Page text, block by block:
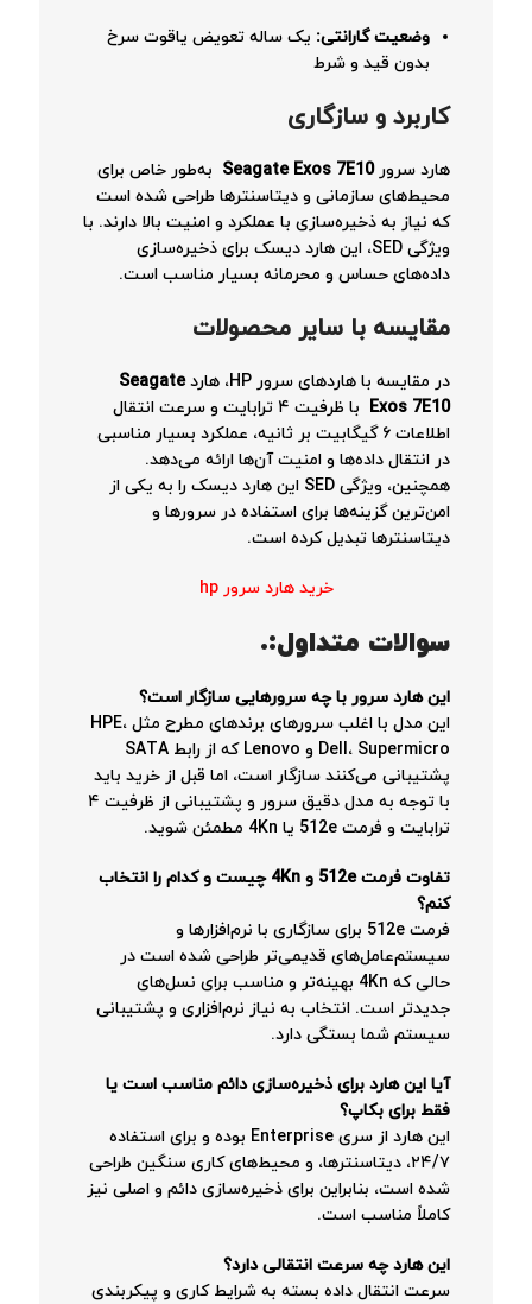
وضعیت گارانتی: یک ساله تعویض یاقوت سرخ
بدون قید و شرط
کاربرد و سازگاری
هارد سرورSeagate Exos 7E10 به‌طور خاص برای
محیط‌های سازمانی و دیتاسنترها طراحی شده است
که نیاز به ذخیره‌سازی با عملکرد و امنیت بالا دارند. با
ویژگی SED، این هارد دیسک برای ذخیره‌سازی
داده‌های حساس و محرمانه بسیار مناسب است.
مقایسه با سایر محصولات
در مقایسه با هاردهای سرور HP، هارد
Seagate
Exos 7E10
با ظرفیت ۴ ترابایت و سرعت انتقال
اطلاعات ۶ گیگابیت بر ثانیه، عملکرد بسیار مناسبی
در انتقال داده‌ها و امنیت آن‌ها ارائه می‌دهد.
همچنین، ویژگی SED این هارد دیسک را به یکی از
امن‌ترین گزینه‌ها برای استفاده در سرورها و
دیتاسنترها تبدیل کرده است.
خرید هارد سرور hp
سوالات متداول:.
این هارد سرور با چه سرورهایی سازگار است؟
این مدل با اغلب سرورهای برندهای مطرح مثل HPE،
Dell، Supermicro و Lenovo که از رابط SATA
پشتیبانی می‌کنند سازگار است، اما قبل از خرید باید
با توجه به مدل دقیق سرور و پشتیبانی از ظرفیت ۴
ترابایت و فرمت 512e یا 4Kn مطمئن شوید.
تفاوت فرمت 512e و 4Kn چیست و کدام را انتخاب
کنم؟
فرمت 512e برای سازگاری با نرم‌افزارها و
سیستم‌عامل‌های قدیمی‌تر طراحی شده است در
حالی که 4Kn بهینه‌تر و مناسب برای نسل‌های
جدیدتر است. انتخاب به نیاز نرم‌افزاری و پشتیبانی
سیستم شما بستگی دارد.
آیا این هارد برای ذخیره‌سازی دائم مناسب است یا
فقط برای بکاپ؟
این هارد از سری Enterprise بوده و برای استفاده
۲۴/۷، دیتاسنترها، و محیط‌های کاری سنگین طراحی
شده است، بنابراین برای ذخیره‌سازی دائم و اصلی نیز
کاملاً مناسب است.
این هارد چه سرعت انتقالی دارد؟
سرعت انتقال داده بسته به شرایط کاری و پیکربندی